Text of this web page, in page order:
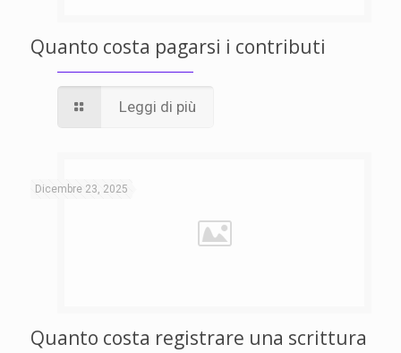
Quanto costa pagarsi i contributi
Leggi di più
Dicembre 23, 2025
Quanto costa registrare una scrittura